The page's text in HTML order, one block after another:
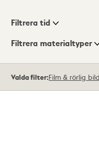
Visningsläge
Filtrera tid
Filtrera materialtyper
träffar
Valda filter:Film & rörlig bild